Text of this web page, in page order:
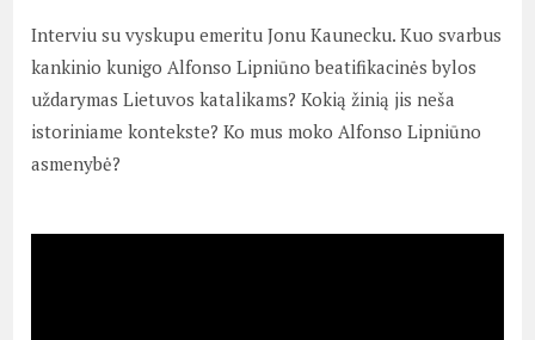
Interviu su vyskupu emeritu Jonu Kaunecku. Kuo svarbus
kankinio kunigo Alfonso Lipniūno beatifikacinės bylos
uždarymas Lietuvos katalikams? Kokią žinią jis neša
istoriniame kontekste? Ko mus moko Alfonso Lipniūno
asmenybė?